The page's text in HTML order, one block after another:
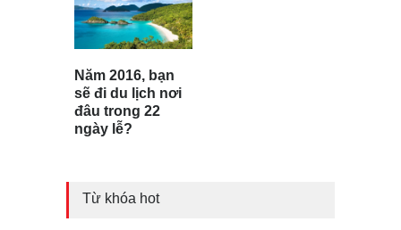
Năm 2016, bạn
sẽ đi du lịch nơi
đâu trong 22
ngày lễ?
Từ khóa hot